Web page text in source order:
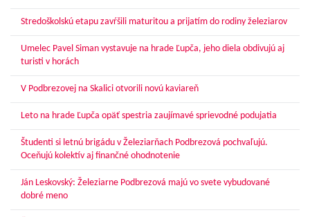
Stredoškolskú etapu zavŕšili maturitou a prijatím do rodiny železiarov
Umelec Pavel Siman vystavuje na hrade Ľupča, jeho diela obdivujú aj
turisti v horách
V Podbrezovej na Skalici otvorili novú kaviareň
Leto na hrade Ľupča opäť spestria zaujímavé sprievodné podujatia
Študenti si letnú brigádu v Železiarňach Podbrezová pochvaľujú.
Oceňujú kolektív aj finančné ohodnotenie
Ján Leskovský: Železiarne Podbrezová majú vo svete vybudované
dobré meno